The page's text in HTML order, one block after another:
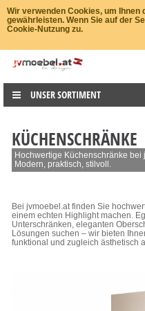
Wir verwenden Cookies, um
gewährleisten. Wenn Sie auf der
Cookie-Nutzung zu.
UNSER SORTIMENT
KÜCHENSCHRÄNKE
Hochwertige Küchenschränke
Modern, praktisch, stilvoll.
Bei jvmoebel.at finden Sie
einem echten Highlight machen.
Unterschränken, eleganten
Lösungen suchen – wir bieten
funktional und zugleich ästhetisch